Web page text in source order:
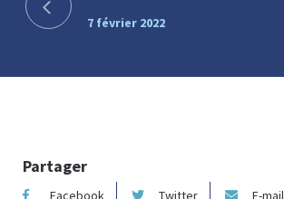
7 février 2022
Partager
Facebook Twitter E-mail